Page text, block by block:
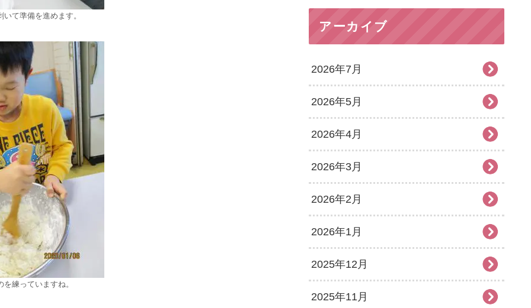
て準備を進めます。
を練っていますね。
アーカイブ
2026年7月
2026年5月
2026年4月
2026年3月
2026年2月
2026年1月
2025年12月
2025年11月